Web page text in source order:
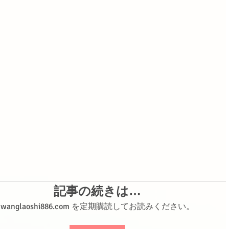
記事の続きは…
wanglaoshi886.com を定期購読してお読みください。